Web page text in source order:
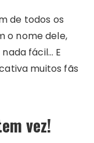
de todos os
o nome dele,
fácil… E
muitos fãs
vez!